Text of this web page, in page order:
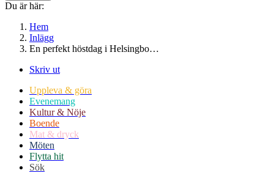
Du är här:
Hem
Inlägg
En perfekt höstdag i Helsingbo…
Skriv ut
Uppleva & göra
Evenemang
Kultur & Nöje
Boende
Mat & dryck
Möten
Flytta hit
Sök